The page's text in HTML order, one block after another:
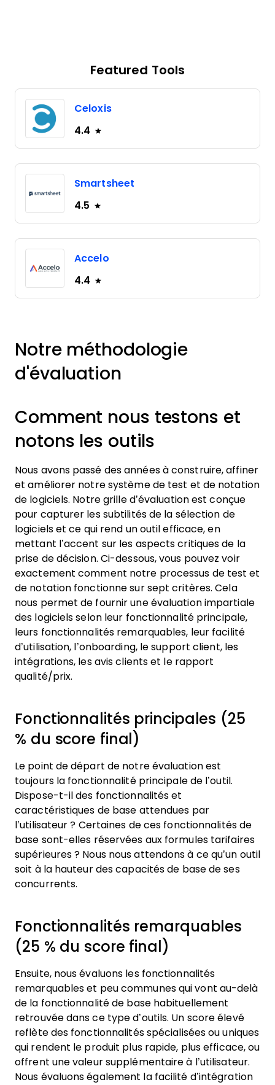
Featured Tools
Celoxis
4.4
Smartsheet
4.5
Accelo
4.4
Notre méthodologie
d'évaluation
Comment nous testons et
notons les outils
Nous avons passé des années à construire, affiner
et améliorer notre système de test et de notation
de logiciels. Notre grille d’évaluation est conçue
pour capturer les subtilités de la sélection de
logiciels et ce qui rend un outil efficace, en
mettant l’accent sur les aspects critiques de la
prise de décision. Ci-dessous, vous pouvez voir
exactement comment notre processus de test et
de notation fonctionne sur sept critères. Cela
nous permet de fournir une évaluation impartiale
des logiciels selon leur fonctionnalité principale,
leurs fonctionnalités remarquables, leur facilité
d’utilisation, l’onboarding, le support client, les
intégrations, les avis clients et le rapport
qualité/prix.
Fonctionnalités principales (25
% du score final)
Le point de départ de notre évaluation est
toujours la fonctionnalité principale de l’outil.
Dispose-t-il des fonctionnalités et
caractéristiques de base attendues par
l’utilisateur ? Certaines de ces fonctionnalités de
base sont-elles réservées aux formules tarifaires
supérieures ? Nous nous attendons à ce qu’un outil
soit à la hauteur des capacités de base de ses
concurrents.
Fonctionnalités remarquables
(25 % du score final)
Ensuite, nous évaluons les fonctionnalités
remarquables et peu communes qui vont au-delà
de la fonctionnalité de base habituellement
retrouvée dans ce type d’outils. Un score élevé
reflète des fonctionnalités spécialisées ou uniques
qui rendent le produit plus rapide, plus efficace, ou
offrent une valeur supplémentaire à l’utilisateur.
Nous évaluons également la facilité d’intégration